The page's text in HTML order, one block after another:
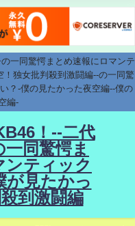
一同驚愕まとめ速報にロマンテ
！独女批判殺到激闘編--の一同驚
？-僕の見たかった夜空編--僕の
編-
！--二代
一同驚愕ま
ンティック
が見たかっ
到激闘編